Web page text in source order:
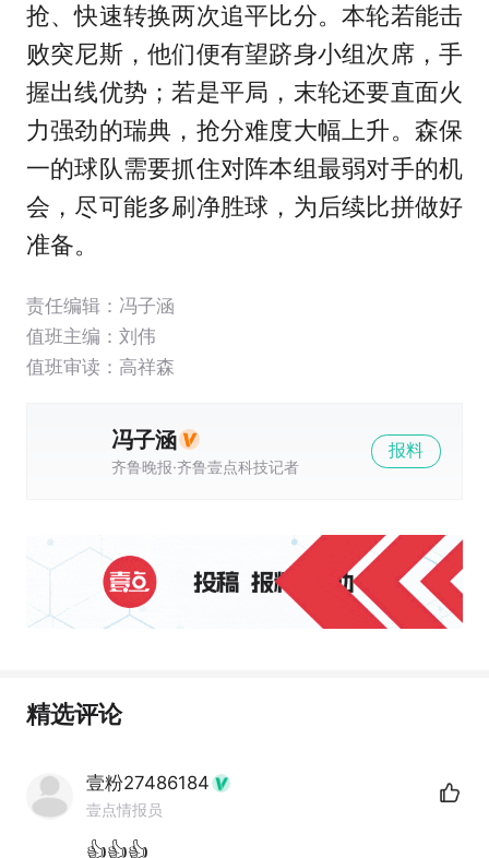
抢、快速转换两次追平比分。本轮若能击
败突尼斯，他们便有望跻身小组次席，手
握出线优势；若是平局，末轮还要直面火
力强劲的瑞典，抢分难度大幅上升。森保
一的球队需要抓住对阵本组最弱对手的机
会，尽可能多刷净胜球，为后续比拼做好
准备。
责任编辑：冯子涵
值班主编： 刘伟
值班审读：高祥森
冯子涵
齐鲁晚报·齐鲁壹点科技记者
报料
精选评论
壹粉27486184
壹点情报员
👍👍👍